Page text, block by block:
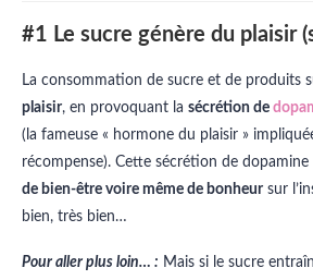
#1 Le sucre génère du plaisir
La consommation de sucre et de produits
plaisir, en provoquant la sécrétion de do
(la fameuse « hormone du plaisir »
récompense). Cette sécrétion de
de bien-être voire même de bonheursur
bien, très bien…
Pour aller plus loin… : Mais si le sucre